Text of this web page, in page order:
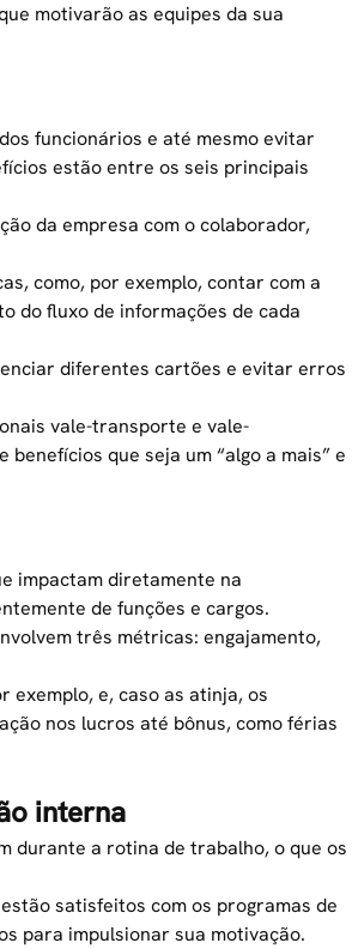
motivarão as equipes da sua
funcionários e até mesmo evitar
estão entre os seis principais
da empresa com o colaborador,
como, por exemplo, contar com a
do fluxo de informações de cada
diferentes cartões e evitar erros
vale-transporte e vale-
que seja um “algo a mais” e
impactam diretamente na
de funções e cargos.
três métricas: engajamento,
exemplo, e, caso as atinja, os
nos lucros até bônus, como férias
interna
durante a rotina de trabalho, o que os
satisfeitos com os programas de
para impulsionar sua motivação.